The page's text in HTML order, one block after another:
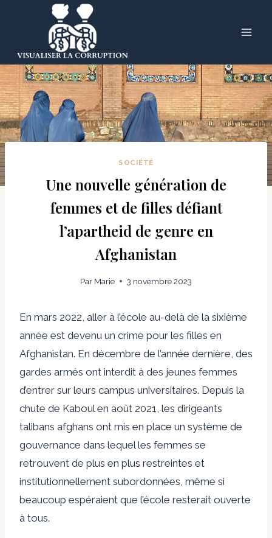
SOCIÉTÉ
Une nouvelle génération de
femmes et de filles défiant
l’apartheid de genre en
Afghanistan
Par Marie 3 novembre 2023
En mars 2022, aller à l’école au-delà de la sixième
année est devenu un crime pour les filles en
Afghanistan. En décembre de l’année dernière, des
gardes armés ont interdit à des jeunes femmes
d’entrer sur leurs campus universitaires. Depuis la
chute de Kaboul en août 2021, les dirigeants
talibans afghans ont mis en place un système de
gouvernance dans lequel les femmes se
retrouvent de plus en plus restreintes et
institutionnellement subordonnées, même si
beaucoup espéraient que l’école resterait ouverte
à tous.